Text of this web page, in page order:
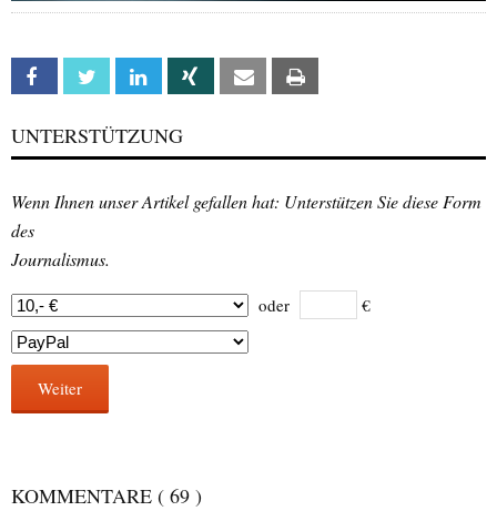
Facebook Twitter Linkedin Xing Email
UNTERSTÜTZUNG
Wenn Ihnen unser Artikel gefallen hat: Unterstützen Sie diese Form
des
Journalismus.
oder €
Weiter
KOMMENTARE ( 69 )